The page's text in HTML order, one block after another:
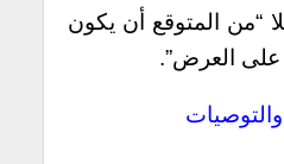
“من المتوقع أن يكون
على العرض”.
والتوصيات